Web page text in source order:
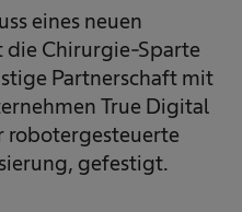
eines neuen
die Chirurgie-Sparte
Partnerschaft mit
True Digital
robotergesteuerte
gefestigt.